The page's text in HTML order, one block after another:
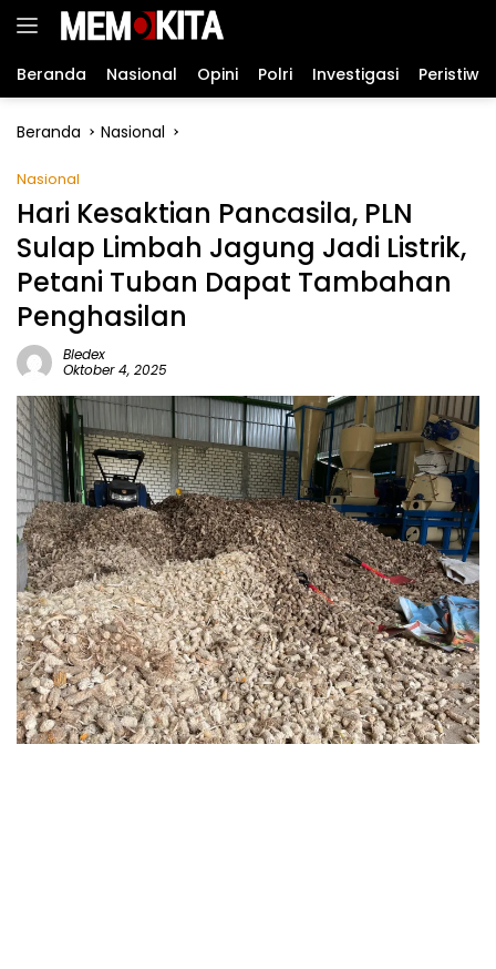
Langsung
Beranda Nasional Opini Polri Investigasi Peristiwa
Beranda Nasional
Nasional
Hari Kesaktian Pancasila, PLN
Sulap Limbah Jagung Jadi Listrik,
Petani Tuban Dapat Tambahan
Penghasilan
Bledex
Oktober 4, 2025